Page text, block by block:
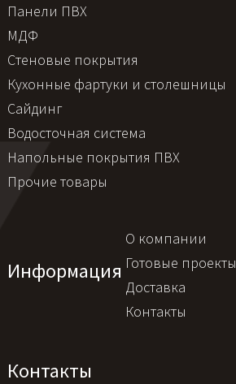
Панели ПВХ
МДФ
Стеновые покрытия
Кухонные фартуки и столешницы
Сайдинг
Водосточная система
Напольные покрытия ПВХ
Прочие товары
Информация
О компании
Готовые проекты
Доставка
Контакты
Контакты